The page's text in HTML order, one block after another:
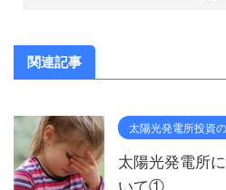
関連記事
太陽光発電所投資
太陽光発電所
いて①